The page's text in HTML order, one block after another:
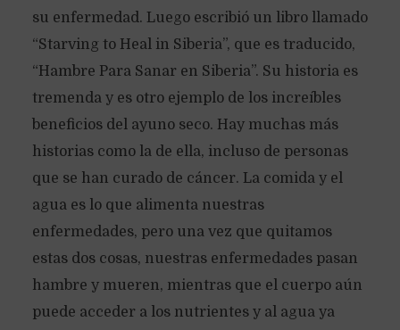
su enfermedad. Luego escribió un libro llamado
“Starving to Heal in Siberia”, que es traducido,
“Hambre Para Sanar en Siberia”. Su historia es
tremenda y es otro ejemplo de los increíbles
beneficios del ayuno seco. Hay muchas más
historias como la de ella, incluso de personas
que se han curado de cáncer. La comida y el
agua es lo que alimenta nuestras
enfermedades, pero una vez que quitamos
estas dos cosas, nuestras enfermedades pasan
hambre y mueren, mientras que el cuerpo aún
puede acceder a los nutrientes y al agua ya